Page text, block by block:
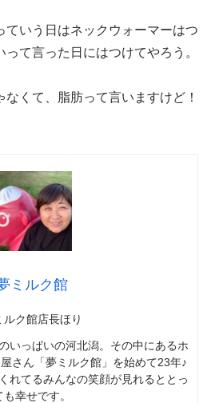
ていう日はネックウォーマーはつ
て言った日にはつけてやろう。
くて、脂肪って言いますけど！
ミルク館
ルク館店長ほり
いっぱいの河北潟。その中にあるホ
さん「夢ミルク館」を始めて23年♪
れてるみんなの笑顔が見れるととっ
も幸せです。